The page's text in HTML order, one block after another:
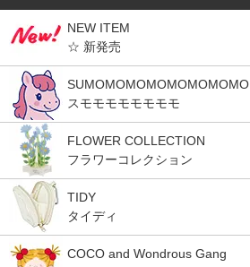
NEW ITEM
☆ 新発売
SUMOMOMOMOMOMOMOMO
スモモモモモモモモ
FLOWER COLLECTION
フラワーコレクション
TIDY
タイディ
COCO and Wondrous Gang